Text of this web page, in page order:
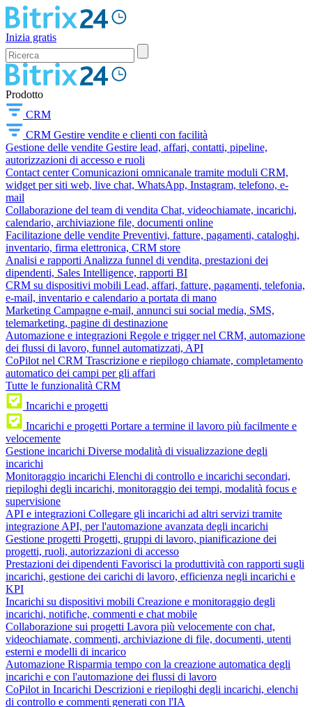
Inizia gratis
Prodotto
CRM
CRM Gestire vendite e clienti con facilità
Gestione delle vendite Gestire lead, affari, contatti, pipeline,
autorizzazioni di accesso e ruoli
Contact center Comunicazioni omnicanale tramite moduli CRM,
widget per siti web, live chat, WhatsApp, Instagram, telefono, e-
mail
Collaborazione del team di vendita Chat, videochiamate, incarichi,
calendario, archiviazione file, documenti online
Facilitazione delle vendite Preventivi, fatture, pagamenti, cataloghi,
inventario, firma elettronica, CRM store
Analisi e rapporti Analizza funnel di vendita, prestazioni dei
dipendenti, Sales Intelligence, rapporti BI
CRM su dispositivi mobili Lead, affari, fatture, pagamenti, telefonia,
e-mail, inventario e calendario a portata di mano
Marketing Campagne e-mail, annunci sui social media, SMS,
telemarketing, pagine di destinazione
Automazione e integrazioni Regole e trigger nel CRM, automazione
dei flussi di lavoro, funnel automatizzati, API
CoPilot nel CRM Trascrizione e riepilogo chiamate, completamento
automatico dei campi per gli affari
Tutte le funzionalità CRM
Incarichi e progetti
Incarichi e progetti Portare a termine il lavoro più facilmente e
velocemente
Gestione incarichi Diverse modalità di visualizzazione degli
incarichi
Monitoraggio incarichi Elenchi di controllo e incarichi secondari,
riepiloghi degli incarichi, monitoraggio dei tempi, modalità focus e
supervisione
API e integrazioni Collegare gli incarichi ad altri servizi tramite
integrazione API, per l'automazione avanzata degli incarichi
Gestione progetti Progetti, gruppi di lavoro, pianificazione dei
progetti, ruoli, autorizzazioni di accesso
Prestazioni dei dipendenti Favorisci la produttività con rapporti sugli
incarichi, gestione dei carichi di lavoro, efficienza negli incarichi e
KPI
Incarichi su dispositivi mobili Creazione e monitoraggio degli
incarichi, notifiche, commenti e chat mobile
Collaborazione sui progetti Lavora più velocemente con chat,
videochiamate, commenti, archiviazione di file, documenti, utenti
esterni e modelli di incarico
Automazione Risparmia tempo con la creazione automatica degli
incarichi e con l'automazione dei flussi di lavoro
CoPilot in Incarichi Descrizioni e riepiloghi degli incarichi, elenchi
di controllo e commenti generati con l'IA